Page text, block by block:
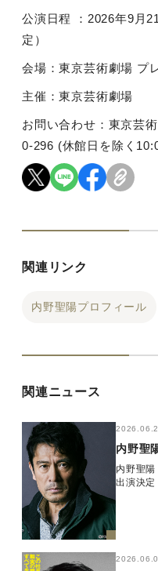
公演日程 ： 2026年9 月 21
定）
会場：東京芸術劇場 プ
主催：東京芸術劇場
お問い合わせ：東京芸
0-296 (休館日を除く
関連リンク
内野聖陽プロフィール
関連ニュース
内野聖
内野聖
出演決定